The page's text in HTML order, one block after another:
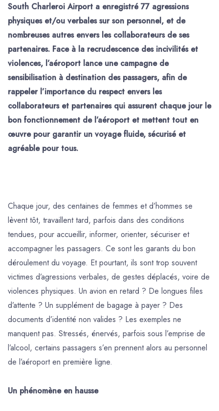
South Charleroi Airport a enregistré 77 agressions
physiques et/ou verbales sur son personnel, et de
nombreuses autres envers les collaborateurs de ses
partenaires. Face à la recrudescence des incivilités et
violences, l’aéroport lance une campagne de
sensibilisation à destination des passagers, afin de
rappeler l’importance du respect envers les
collaborateurs et partenaires qui assurent chaque jour le
bon fonctionnement de l’aéroport et mettent tout en
œuvre pour garantir un voyage fluide, sécurisé et
agréable pour tous.
Chaque jour, des centaines de femmes et d’hommes se
lèvent tôt, travaillent tard, parfois dans des conditions
tendues, pour accueillir, informer, orienter, sécuriser et
accompagner les passagers. Ce sont les garants du bon
déroulement du voyage. Et pourtant, ils sont trop souvent
victimes d’agressions verbales, de gestes déplacés, voire de
violences physiques. Un avion en retard ? De longues files
d’attente ? Un supplément de bagage à payer ? Des
documents d’identité non valides ? Les exemples ne
manquent pas. Stressés, énervés, parfois sous l’emprise de
l’alcool, certains passagers s’en prennent alors au personnel
de l’aéroport en première ligne.
Un phénomène en hausse